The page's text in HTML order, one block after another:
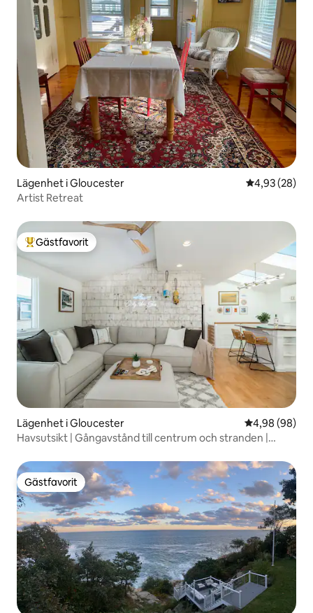
Lägenhet i Gloucester 4,93 av 5 i
4,93 (28)
Artist Retreat
Populär gästfavorit
Gästfavorit
Lägenhet i Gloucester 4,98 av 5 i
4,98 (98)
Havsutsikt | Gångavstånd till centrum och stranden |
Gästfavorit
Gästfavorit